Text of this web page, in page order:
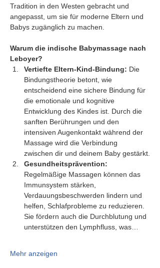
Tradition in den Westen gebracht und
angepasst, um sie für moderne Eltern und
Babys zugänglich zu machen.
Warum die indische Babymassage nach
Leboyer?
Vertiefte Eltern-Kind-Bindung: Die
Bindungstheorie betont, wie
entscheidend eine sichere Bindung für
die emotionale und kognitive
Entwicklung des Kindes ist. Durch die
sanften Berührungen und den
intensiven Augenkontakt während der
Massage wird die Verbindung
zwischen dir und deinem Baby gestärkt.
Gesundheitsprävention:
Regelmäßige Massagen können das
Immunsystem stärken,
Verdauungsbeschwerden lindern und
helfen, Schlafprobleme zu reduzieren.
Sie fördern auch die Durchblutung und
unterstützen den Lymphfluss, was…
Mehr anzeigen